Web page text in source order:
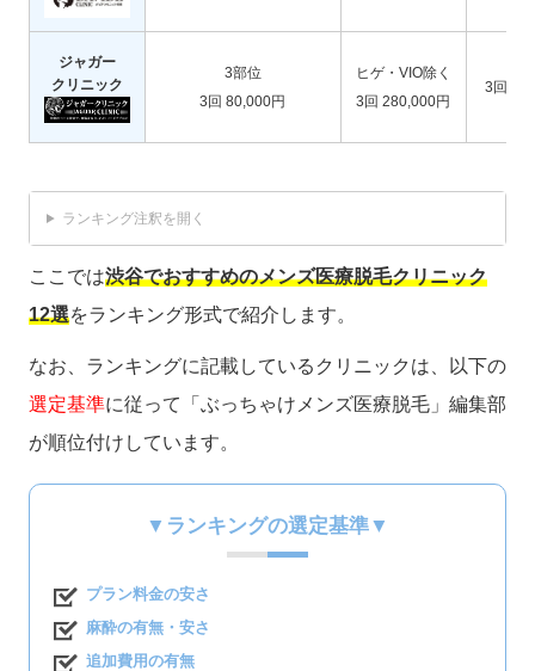
ジャガー
クリニック
3部位
3回 80,000円
ヒゲ・VIO除く
3回 280,000円
3回
ランキング注釈を開く
ここでは渋谷でおすすめのメンズ医療脱毛クリニック
12選をランキング形式で紹介します。
なお、ランキングに記載しているクリニックは、以下の
選定基準に従って「ぶっちゃけメンズ医療脱毛」編集部
が順位付けしています。
▼ランキングの選定基準▼
プラン料金の安さ
麻酔の有無・安さ
追加費用の有無